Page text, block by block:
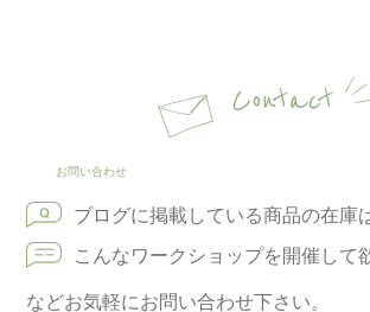
Contact
お問い合わせ
ブログに掲載している商品の在庫
こんなワークショップを開催して
などお気軽にお問い合わせ下さい。